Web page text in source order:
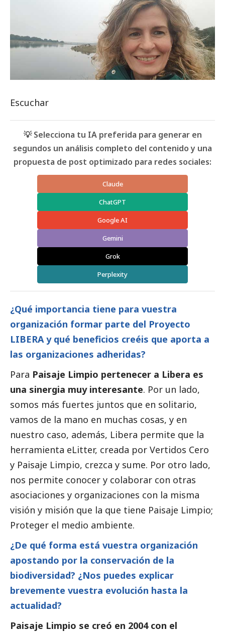
Escuchar
💡 Selecciona tu IA preferida para generar en
segundos un análisis completo del contenido y una
propuesta de post optimizado para redes sociales:
Claude
ChatGPT
Google AI
Gemini
Grok
Perplexity
¿Qué importancia tiene para vuestra
organización formar parte del Proyecto
LIBERA y qué beneficios creéis que aporta a
las organizaciones adheridas?
Para Paisaje Limpio pertenecer a Libera es
una sinergia muy interesante. Por un lado,
somos más fuertes juntos que en solitario,
vamos de la mano en muchas cosas, y en
nuestro caso, además, Libera permite que la
herramienta eLitter, creada por Vertidos Cero
y Paisaje Limpio, crezca y sume. Por otro lado,
nos permite conocer y colaborar con otras
asociaciones y organizaciones con la misma
visión y misión que la que tiene Paisaje Limpio;
Proteger el medio ambiente.
¿De qué forma está vuestra organización
apostando por la conservación de la
biodiversidad? ¿Nos puedes explicar
brevemente vuestra evolución hasta la
actualidad?
Paisaje Limpio se creó en 2004 con el